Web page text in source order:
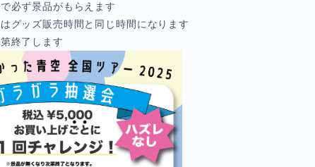
必ず景品がもらえます
グッズ販売時間と同じ時間になります
終了します